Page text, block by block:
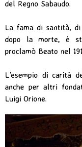
del Regno Sabaudo.
La fama di santità,
dopo la morte, è
proclamò Beato nel
L’esempio di carità
anche per altri
Luigi Orione.